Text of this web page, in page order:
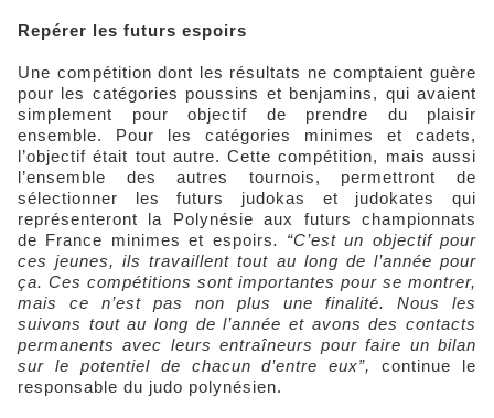
Repérer les futurs espoirs
Une compétition dont les résultats ne comptaient guère
pour les catégories poussins et benjamins, qui avaient
simplement pour objectif de prendre du plaisir
ensemble. Pour les catégories minimes et cadets,
l’objectif était tout autre. Cette compétition, mais aussi
l’ensemble des autres tournois, permettront de
sélectionner les futurs judokas et judokates qui
représenteront la Polynésie aux futurs championnats
de France minimes et espoirs. “C’est un objectif pour
ces jeunes, ils travaillent tout au long de l’année pour
ça. Ces compétitions sont importantes pour se montrer,
mais ce n’est pas non plus une finalité. Nous les
suivons tout au long de l’année et avons des contacts
permanents avec leurs entraîneurs pour faire un bilan
sur le potentiel de chacun d’entre eux”,
continue le
responsable du judo polynésien.